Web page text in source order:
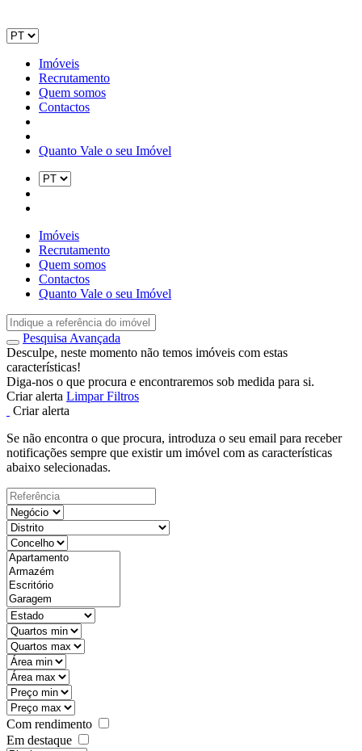
Imóveis
Recrutamento
Quem somos
Contactos
Quanto Vale o seu Imóvel
Imóveis
Recrutamento
Quem somos
Contactos
Quanto Vale o seu Imóvel
Pesquisa Avançada
Desculpe, neste momento não temos imóveis com estas
características!
Diga-nos o que procura e encontraremos sob medida para si.
Criar alerta Limpar Filtros
Criar alerta
Se não encontra o que procura, introduza o seu email para receber
notificações sempre que existir um imóvel com as características
abaixo selecionadas.
Com rendimento
Em destaque